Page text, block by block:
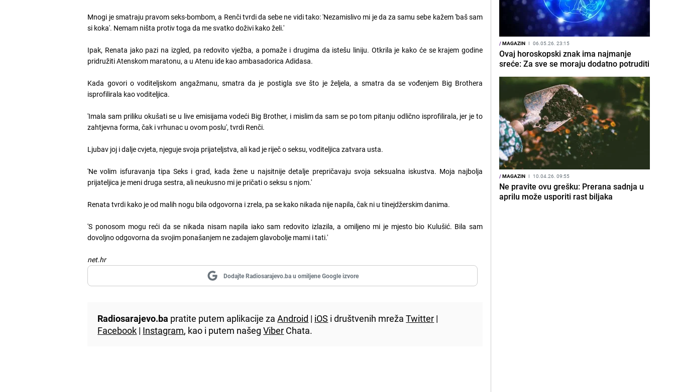
Mnogi je smatraju pravom seks-bombom, a Renči tvrdi da sebe ne vidi tako: 'Nezamislivo mi je da za samu sebe kažem 'baš sam
si koka'. Nemam ništa protiv toga da me svatko doživi kako želi.'
Ipak, Renata jako pazi na izgled, pa redovito vježba, a pomaže i drugima da istešu liniju. Otkrila je kako će se krajem godine
pridružiti Atenskom maratonu, a u Atenu ide kao ambasadorica Adidasa.
Kada govori o voditeljskom angažmanu, smatra da je postigla sve što je željela, a smatra da se vođenjem Big Brothera
isprofilirala kao voditeljica.
'Imala sam priliku okušati se u live emisijama vodeći Big Brother, i mislim da sam se po tom pitanju odlično isprofilirala, jer je to
zahtjevna forma, čak i vrhunac u ovom poslu', tvrdi Renči.
Ljubav joj i dalje cvjeta, njeguje svoja prijateljstva, ali kad je riječ o seksu, voditeljica zatvara usta.
'Ne volim isfuravanja tipa Seks i grad, kada žene u najsitnije detalje prepričavaju svoja seksualna iskustva. Moja najbolja
prijateljica je meni druga sestra, ali neukusno mi je pričati o seksu s njom.'
Renata tvrdi kako je od malih nogu bila odgovorna i zrela, pa se kako nikada nije napila, čak ni u tinejdžerskim danima.
'S ponosom mogu reći da se nikada nisam napila iako sam redovito izlazila, a omiljeno mi je mjesto bio Kulušić. Bila sam
dovoljno odgovorna da svojim ponašanjem ne zadajem glavobolje mami i tati.'
net.hr
Dodajte Radiosarajevo.ba u omiljene Google izvore
Radiosarajevo.ba pratite putem aplikacije zaAndroid | iOS i društvenih mrežaTwitter |
Facebook | Instagram, kao i putem našegViber Chata.
/MAGAZIN I 06.05.26. 23:15
Ovaj horoskopski znak ima najmanje
sreće: Za sve se moraju dodatno potruditi
/MAGAZIN I 10.04.26. 09:55
Ne pravite ovu grešku: Prerana sadnja u
aprilu može usporiti rast biljaka